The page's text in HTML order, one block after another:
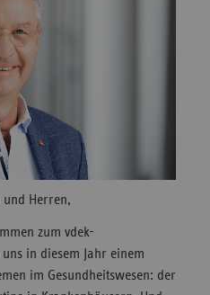
und Herren,
zum vdek-
in diesem Jahr einem
im Gesundheitswesen: der